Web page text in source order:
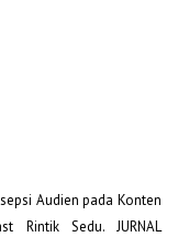
Audien pada Konten
Rintik Sedu. JURNAL